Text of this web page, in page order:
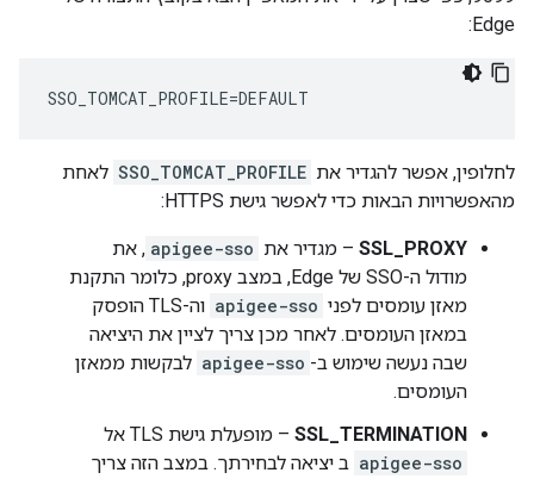
Edge:
SSO_TOMCAT_PROFILE=DEFAULT
לחלופין, אפשר להגדיר את SSO_TOMCAT_PROFILE לאחת
מהאפשרויות הבאות כדי לאפשר גישת HTTPS:
SSL_PROXY – מגדיר את apigee-sso , את
מודול ה-SSO של Edge, במצב proxy, כלומר התקנת
מאזן עומסים לפני apigee-sso
וה-TLS הופסק
במאזן העומסים. לאחר מכן צריך לציין את היציאה
שבה נעשה שימוש ב- apigee-sso לבקשות ממאזן
העומסים.
SSL_TERMINATION – מופעלת גישת TLS אל
apigee-sso ב יציאה לבחירתך. במצב הזה צריך